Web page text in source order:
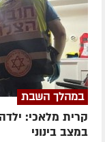
במהלך השבת
קרית מלאכי:
במצב בינוני